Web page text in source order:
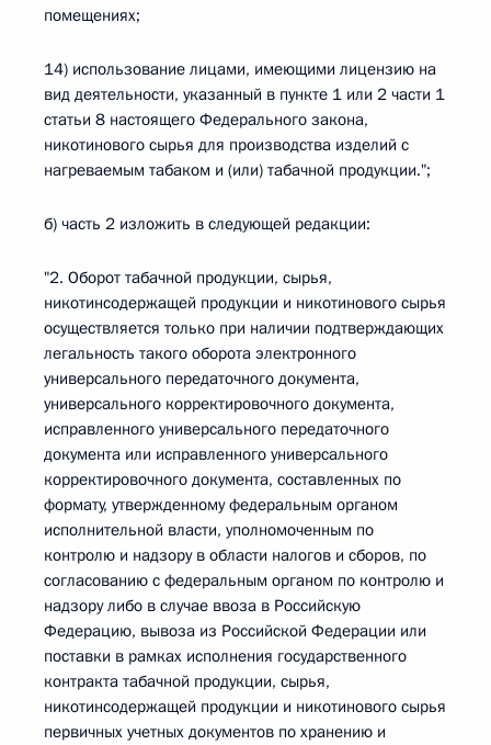
помещениях;
14) использование лицами, имеющими лицензию на
вид деятельности, указанный в пункте 1 или 2 части 1
статьи 8 настоящего Федерального закона,
никотинового сырья для производства изделий с
нагреваемым табаком и (или) табачной продукции.";
б) часть 2 изложить в следующей редакции:
"2. Оборот табачной продукции, сырья,
никотинсодержащей продукции и никотинового сырья
осуществляется только при наличии подтверждающих
легальность такого оборота электронного
универсального передаточного документа,
универсального корректировочного документа,
исправленного универсального передаточного
документа или исправленного универсального
корректировочного документа, составленных по
формату, утвержденному федеральным органом
исполнительной власти, уполномоченным по
контролю и надзору в области налогов и сборов, по
согласованию с федеральным органом по контролю и
надзору либо в случае ввоза в Российскую
Федерацию, вывоза из Российской Федерации или
поставки в рамках исполнения государственного
контракта табачной продукции, сырья,
никотинсодержащей продукции и никотинового сырья
первичных учетных документов по хранению и